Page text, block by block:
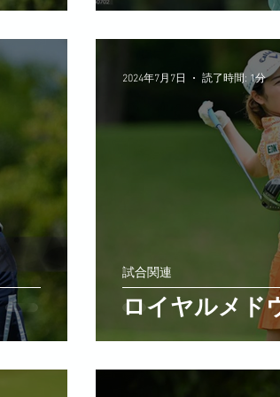
ロイヤルメド
試合関連
2024年7月7日 読了時間: 1分